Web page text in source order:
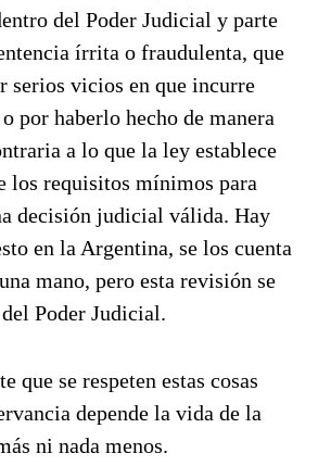
del Poder Judicial y parte
írrita o fraudulenta, que
serios vicios en que incurre
por haberlo hecho de manera
a lo que la ley establece
los requisitos mínimos para
decisión judicial válida. Hay
en la Argentina, se los cuenta
mano, pero esta revisión se
Poder Judicial.
que se respeten estas cosas
depende la vida de la
ni nada menos.